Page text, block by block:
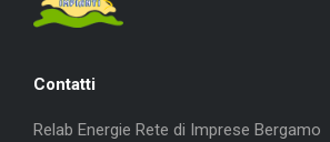
Contatti
Relab Energie Rete di Imprese Bergamo